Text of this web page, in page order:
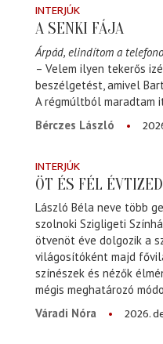
INTERJÚK
A SENKI FÁJA
Árpád, elindítom a
– Velem ilyen tekerős
beszélgetést, amivel
A régmúltból maradtam
Bérczes László
INTERJÚK
ÖT ÉS FÉL
László Béla neve több
szolnoki Szigligeti
ötvenöt éve dolgozik a
világosítóként majd
színészek és nézők
mégis meghatározó
Váradi Nóra
2026.